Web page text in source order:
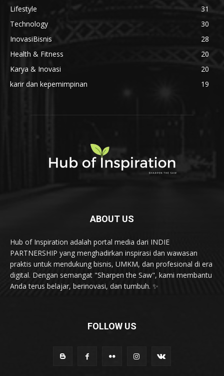
Lifestyle
31
Technology
30
InovasiBisnis
28
Health & Fitness
20
Karya & Inovasi
20
karir dan kepemimpinan
19
ABOUT US
Hub of Inspiration adalah portal media dari INDIE
PARTNERSHIP yang menghadirkan inspirasi dan wawasan
praktis untuk mendukung bisnis, UMKM, dan profesional di era
digital. Dengan semangat "Sharpen the Saw", kami membantu
Anda terus belajar, berinovasi, dan tumbuh. ✨
FOLLOW US